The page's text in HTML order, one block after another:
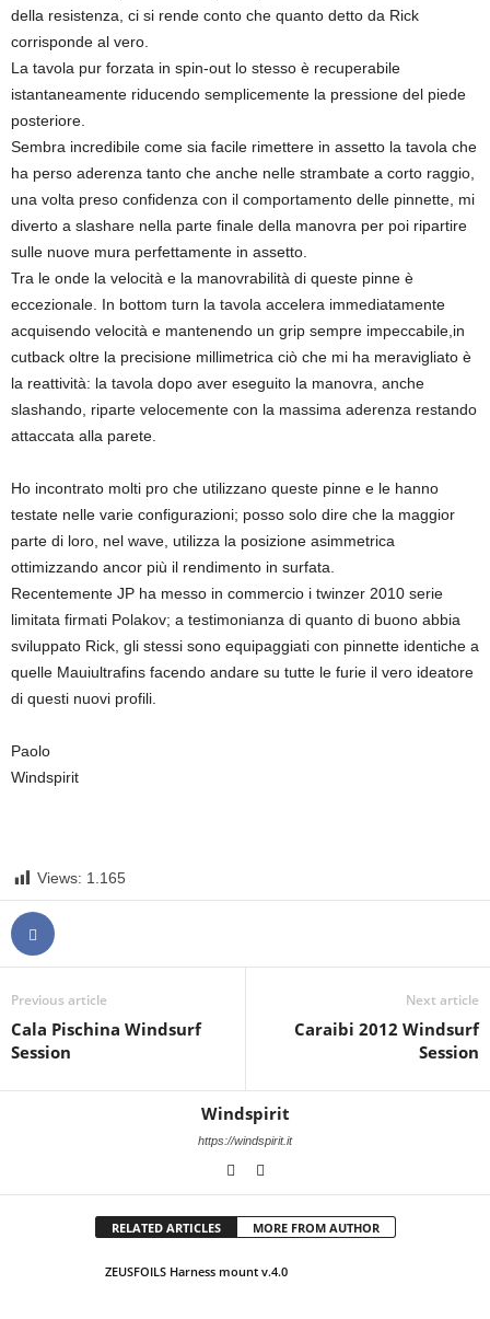
della resistenza, ci si rende conto che quanto detto da Rick
corrisponde al vero.
La tavola pur forzata in spin-out lo stesso è recuperabile
istantaneamente riducendo semplicemente la pressione del piede
posteriore.
Sembra incredibile come sia facile rimettere in assetto la tavola che
ha perso aderenza tanto che anche nelle strambate a corto raggio,
una volta preso confidenza con il comportamento delle pinnette, mi
diverto a slashare nella parte finale della manovra per poi ripartire
sulle nuove mura perfettamente in assetto.
Tra le onde la velocità e la manovrabilità di queste pinne è
eccezionale. In bottom turn la tavola accelera immediatamente
acquisendo velocità e mantenendo un grip sempre impeccabile,in
cutback oltre la precisione millimetrica ciò che mi ha meravigliato è
la reattività: la tavola dopo aver eseguito la manovra, anche
slashando, riparte velocemente con la massima aderenza restando
attaccata alla parete.
Ho incontrato molti pro che utilizzano queste pinne e le hanno
testate nelle varie configurazioni; posso solo dire che la maggior
parte di loro, nel wave, utilizza la posizione asimmetrica
ottimizzando ancor più il rendimento in surfata.
Recentemente JP ha messo in commercio i twinzer 2010 serie
limitata firmati Polakov; a testimonianza di quanto di buono abbia
sviluppato Rick, gli stessi sono equipaggiati con pinnette identiche a
quelle Mauiultrafins facendo andare su tutte le furie il vero ideatore
di questi nuovi profili.
Paolo
Windspirit
Views: 1.165
Previous article
Cala Pischina Windsurf
Session
Next article
Caraibi 2012 Windsurf
Session
Windspirit
https://windspirit.it
RELATED ARTICLES MORE FROM AUTHOR
ZEUSFOILS Harness mount v.4.0